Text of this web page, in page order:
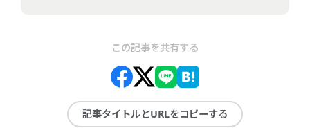
この記事を共有する
記事タイトルとURLをコピーする